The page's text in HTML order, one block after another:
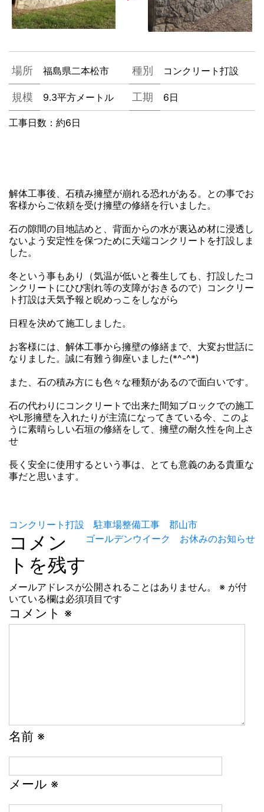
場所 福島県二本松市 種別 コンクリート打設
規模 9.3平方メートル 工期 6日
工事日数：約6日
解体工事後、石積み擁壁が崩れる恐れがある。との事でお
客様からご依頼を受け擁壁の修繕を行いました。
石の隙間の目地詰めと、背面からの水が裏込め材に浸透し
ないよう安定性を保つために天端コンクリートを打設しま
した。
冬という事もあり（気温が低いと養生しても、打設したコ
ンクリートにひび割れ等の支障がおきるので）コンクリー
ト打設は天気予報と睨めっこをしながら
日程を決めて施工しました。
お客様には、解体工事から擁壁の修繕まで、大変お世話に
なりました。誠に有難う御座いました(*^-^*)
また、石の積み方にも色々な種類があるので面白いです。
石の代わりにコンクリートで出来た間知ブロックでの施工
やL形擁壁を入れたりが主流になってきている今、このよ
うに素晴らしい石垣の修繕をして、擁壁の耐久性を向上さ
せ
長く安全に使用するという事は、とても意義のある貴重な
事だと思います。
投
稿
ナ
ビ
ゲ
コンクリート打設 駐車場整備工事 郡山市
ゴールデンウイーク お休みのお知らせ
コメン
トを残す
メールアドレスが公開されることはありません。 ※ が付
いている欄は必須項目です
コメント ※
名前 ※
メール ※